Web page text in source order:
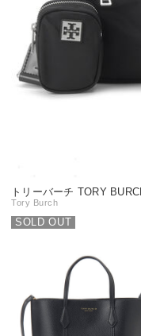
トリーバーチ TORY
Tory Burch
SOLD OUT